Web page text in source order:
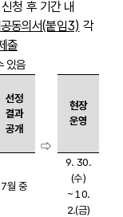
청 후 기간 내
동의서(붙임3) 각
출
있음
선정
결과
공개
⇨
현장
운영
7월 중
9. 30.
(수)
~ 10.
2.(금)